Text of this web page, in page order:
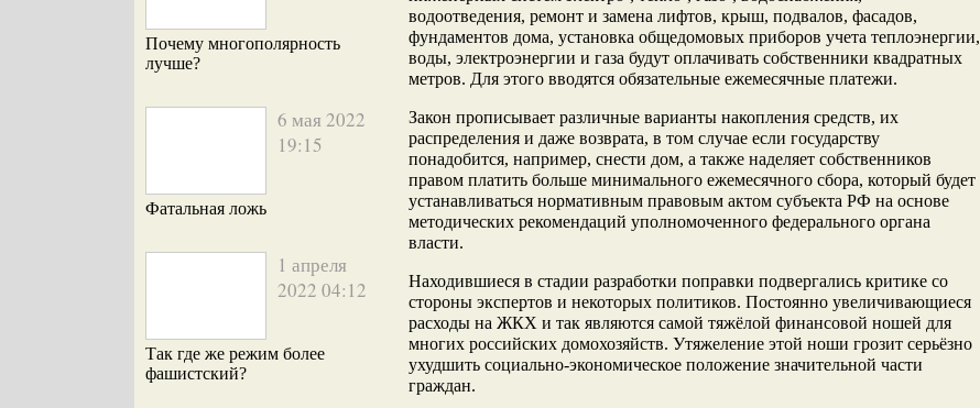
Почему многополярность
лучше?
6 мая 2022
19:15
Фатальная ложь
1 апреля
2022 04:12
Так где же режим более
фашистский?
водоотведения, ремонт и замена лифтов, крыш, подвалов, фасадов,
фундаментов дома, установка общедомовых приборов учета теплоэнергии,
воды, электроэнергии и газа будут оплачивать собственники квадратных
метров. Для этого вводятся обязательные ежемесячные платежи.
Закон прописывает различные варианты накопления средств, их
распределения и даже возврата, в том случае если государству
понадобится, например, снести дом, а также наделяет собственников
правом платить больше минимального ежемесячного сбора, который будет
устанавливаться нормативным правовым актом субъекта РФ на основе
методических рекомендаций уполномоченного федерального органа
власти.
Находившиеся в стадии разработки поправки подвергались критике со
стороны экспертов и некоторых политиков. Постоянно увеличивающиеся
расходы на ЖКХ и так являются самой тяжёлой финансовой ношей для
многих российских домохозяйств. Утяжеление этой ноши грозит серьёзно
ухудшить социально-экономическое положение значительной части
граждан.